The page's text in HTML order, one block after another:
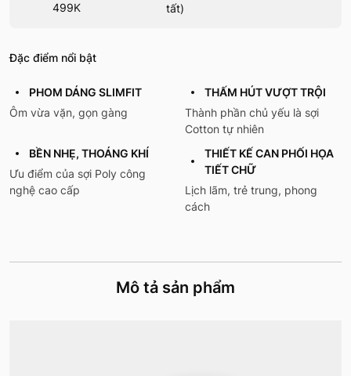
499K
tất)
Đặc điểm nổi bật
PHOM DÁNG SLIMFIT
Ôm vừa vặn, gọn gàng
THẤM HÚT VƯỢT TRỘI
Thành phần chủ yếu là sợi
Cotton tự nhiên
BỀN NHẸ, THOÁNG KHÍ
Ưu điểm của sợi Poly công
nghệ cao cấp
THIẾT KẾ CAN PHỐI HỌA
TIẾT CHỮ
Lịch lãm, trẻ trung, phong
cách
Mô tả sản phẩm